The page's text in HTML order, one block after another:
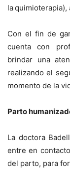
laquimioterapia),
Con el fin de
cuenta con
brindar una
realizando el
momento de la
Parto
La doctora
entre en
del parto, para